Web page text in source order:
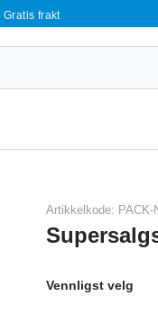
Gratis frakt
Artikkelkode:
Vennligst velg